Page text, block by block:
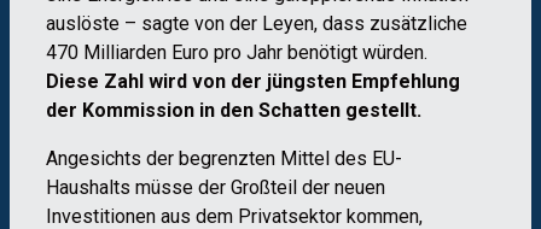
auslöste – sagte von der Leyen, dass zusätzliche
470 Milliarden Euro pro Jahr benötigt würden.
Diese Zahl wird von der jüngsten Empfehlung
der Kommission in den Schatten gestellt.
Angesichts der begrenzten Mittel des EU-
Haushalts müsse der Großteil der neuen
Investitionen aus dem Privatsektor kommen,